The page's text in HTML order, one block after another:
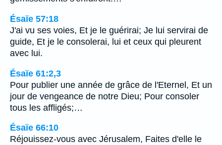
Ésaïe 57:18
J'ai vu ses voies, Et je le guérirai; Je lui servirai de
guide, Et je le consolerai, lui et ceux qui pleurent
avec lui.
Ésaïe 61:2,3
Pour publier une année de grâce de l'Eternel, Et un
jour de vengeance de notre Dieu; Pour consoler
tous les affligés;…
Ésaïe 66:10
Réjouissez-vous avec Jérusalem, Faites d'elle le